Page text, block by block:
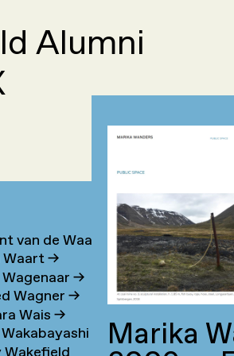
Alumni
van de Waal
Waart→
Wagenaar→
Wagner→
Wais→
Marika